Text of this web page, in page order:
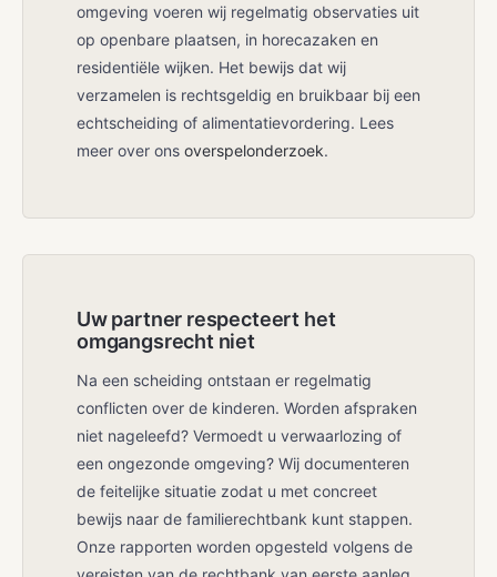
omgeving voeren wij regelmatig observaties uit
op openbare plaatsen, in horecazaken en
residentiële wijken. Het bewijs dat wij
verzamelen is rechtsgeldig en bruikbaar bij een
echtscheiding of alimentatievordering. Lees
meer over ons overspelonderzoek.
Uw partner respecteert het
omgangsrecht niet
Na een scheiding ontstaan er regelmatig
conflicten over de kinderen. Worden afspraken
niet nageleefd? Vermoedt u verwaarlozing of
een ongezonde omgeving? Wij documenteren
de feitelijke situatie zodat u met concreet
bewijs naar de familierechtbank kunt stappen.
Onze rapporten worden opgesteld volgens de